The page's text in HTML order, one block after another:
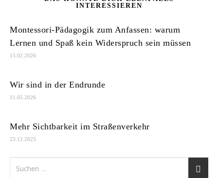
INTERESSIEREN
Montessori-Pädagogik zum Anfassen: warum
Lernen und Spaß kein Widerspruch sein müssen
15.02.2026
Wir sind in der Endrunde
11.05.2026
Mehr Sichtbarkeit im Straßenverkehr
23.12.2025